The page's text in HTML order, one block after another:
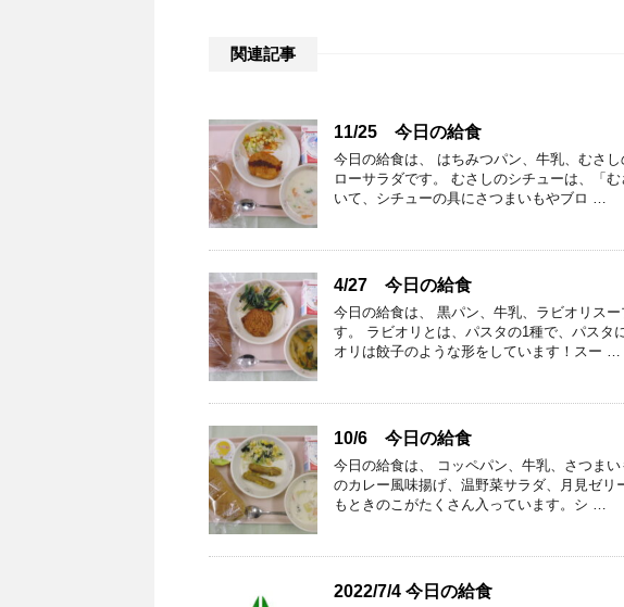
関連記事
11/25 今日の給食
今日の給食は、 はちみつパン、牛乳、むさ
ローサラダです。 むさしのシチューは、「
いて、シチューの具にさつまいもやブロ …
4/27 今日の給食
今日の給食は、 黒パン、牛乳、ラビオリス
す。 ラビオリとは、パスタの1種で、パスタ
オリは餃子のような形をしています！スー …
10/6 今日の給食
今日の給食は、 コッペパン、牛乳、さつま
のカレー風味揚げ、温野菜サラダ、月見ゼ
もときのこがたくさん入っています。シ …
2022/7/4 今日の給食